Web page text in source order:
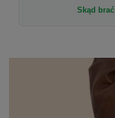
Skąd